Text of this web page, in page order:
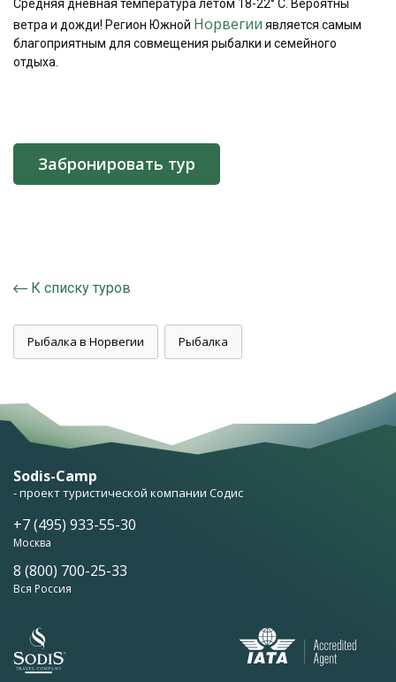
Средняя дневная температура летом 18-22° C. Вероятны
ветра и дожди! Регион Южной Норвегии является самым
благоприятным для совмещения рыбалки и семейного
отдыха.
Забронировать тур
К списку туров
Рыбалка в Норвегии Рыбалка
Sodis-Camp
- проект туристической компании Содис
+7 (495) 933-55-30
Москва
8 (800) 700-25-33
Вся Россия